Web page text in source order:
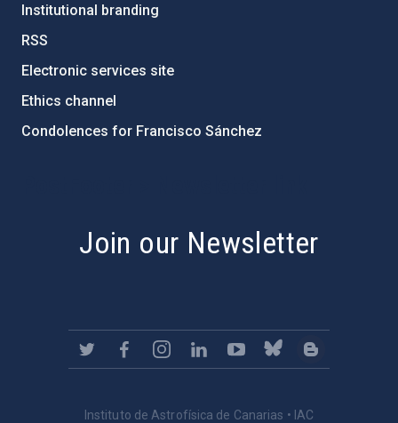
Institutional branding
RSS
Electronic services site
Ethics channel
Condolences for Francisco Sánchez
Join our Newsletter
Instituto de Astrofísica de Canarias • IAC